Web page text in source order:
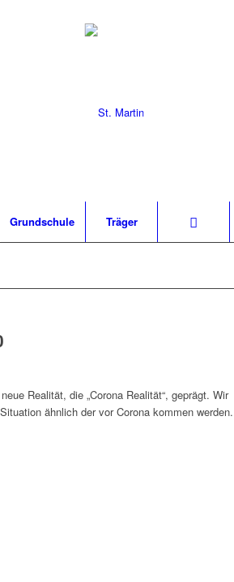
Grund­schu­le Trä­ger
Rea­li­tät, die „Coro­na Rea­li­tät“, geprägt. Wir
ähn­lich der vor Coro­na kom­men werden.